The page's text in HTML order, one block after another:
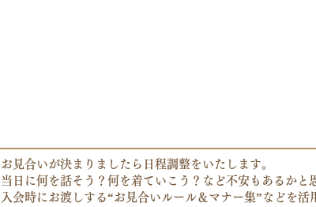
お見合いが決まりましたら日程調整をいたします。
当日に何を話そう？何を着ていこう？など不安もあるかと
入会時にお渡しする“お見合いルール＆マナー集”などを活